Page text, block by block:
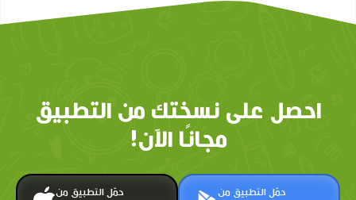
احصل على نسختك من التطبيق
مجانًا الآن!
حمّل التطبيق من حمّل التطبيق من